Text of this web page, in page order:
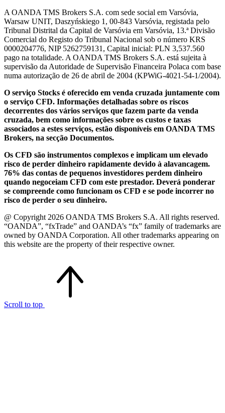
A OANDA TMS Brokers S.A. com sede social em Varsóvia,
Warsaw UNIT, Daszyńskiego 1, 00-843 Varsóvia, registada pelo
Tribunal Distrital da Capital de Varsóvia em Varsóvia, 13.ª Divisão
Comercial do Registo do Tribunal Nacional sob o número KRS
0000204776, NIP 5262759131, Capital inicial: PLN 3,537.560
pago na totalidade. A OANDA TMS Brokers S.A. está sujeita à
supervisão da Autoridade de Supervisão Financeira Polaca com base
numa autorização de 26 de abril de 2004 (KPWiG-4021-54-1/2004).
O serviço Stocks é oferecido em venda cruzada juntamente com
o serviço CFD. Informações detalhadas sobre os riscos
decorrentes dos vários serviços que fazem parte da venda
cruzada, bem como informações sobre os custos e taxas
associados a estes serviços, estão disponíveis em OANDA TMS
Brokers, na secção Documentos.
Os CFD são instrumentos complexos e implicam um elevado
risco de perder dinheiro rapidamente devido à alavancagem.
76% das contas de pequenos investidores perdem dinheiro
quando negoceiam CFD com este prestador. Deverá ponderar
se compreende como funcionam os CFD e se pode incorrer no
risco de perder o seu dinheiro.
@ Copyright 2026 OANDA TMS Brokers S.A. All rights reserved.
“OANDA”, “fxTrade” and OANDA’s “fx” family of trademarks are
owned by OANDA Corporation. All other trademarks appearing on
this website are the property of their respective owner.
Scroll to top